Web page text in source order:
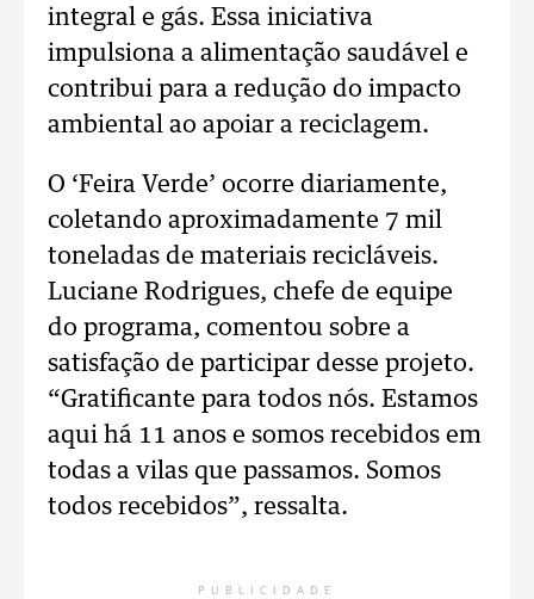
integral e gás. Essa iniciativa
impulsiona a alimentação saudável e
contribui para a redução do impacto
ambiental ao apoiar a reciclagem.
O ‘Feira Verde’ ocorre diariamente,
coletando aproximadamente 7 mil
toneladas de materiais recicláveis.
Luciane Rodrigues, chefe de equipe
do programa, comentou sobre a
satisfação de participar desse projeto.
“Gratificante para todos nós. Estamos
aqui há 11 anos e somos recebidos em
todas a vilas que passamos. Somos
todos recebidos”, ressalta.
PUBLICIDADE